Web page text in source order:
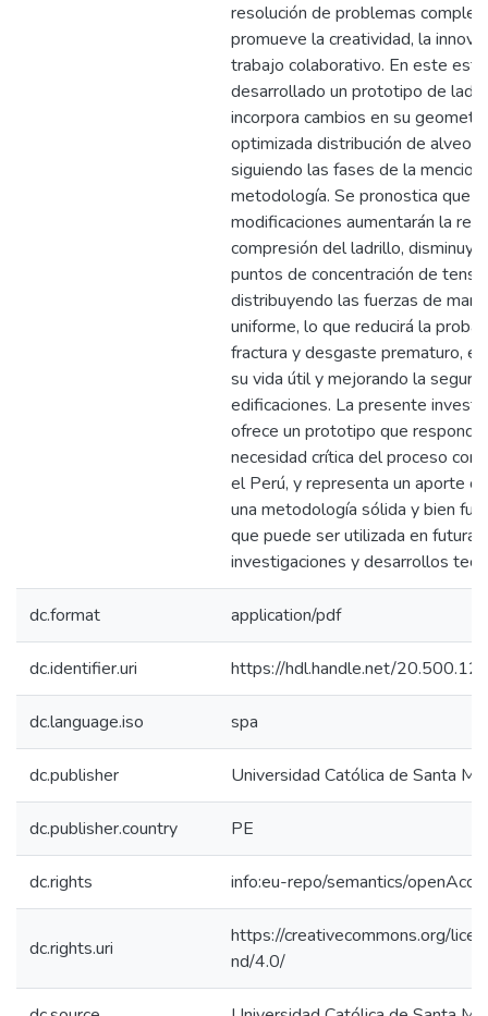
resolución de problemas
promueve la creatividad, la
trabajo colaborativo. En este
desarrollado un prototipo de
incorpora cambios en su
optimizada distribución de
siguiendo las fases de la
metodología. Se pronostica que
modificaciones aumentarán la
compresión del ladrillo,
puntos de concentración de
distribuyendo las fuerzas de
uniforme, lo que reducirá la
fractura y desgaste prematuro,
su vida útil y mejorando la
edificaciones. La presente
ofrece un prototipo que responde
necesidad crítica del proceso
el Perú, y representa un aporte
una metodología sólida y bien
que puede ser utilizada en futuras
investigaciones y desarrollos
dc.format application/pdf
dc.identifier.uri https://hdl.handle.net/
dc.language.iso spa
dc.publisher Universidad Católica de Santa
dc.publisher.country PE
dc.rights info:eu-repo/semantics/
dc.rights.uri
https://creativecommons.org/
nd/4.0/